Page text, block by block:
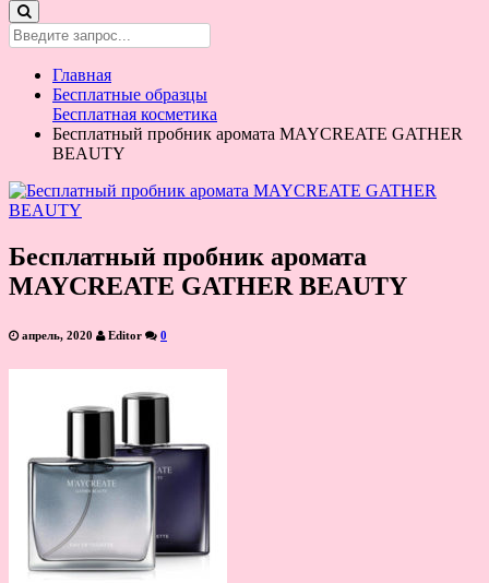
Главная
Бесплатные образцы
Бесплатная косметика
Бесплатный пробник аромата MAYCREATE GATHER
BEAUTY
Бесплатный пробник аромата
MAYCREATE GATHER BEAUTY
апрель, 2020 Editor 0